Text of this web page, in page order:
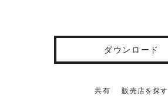
ダウンロード
共有 販売店を探す